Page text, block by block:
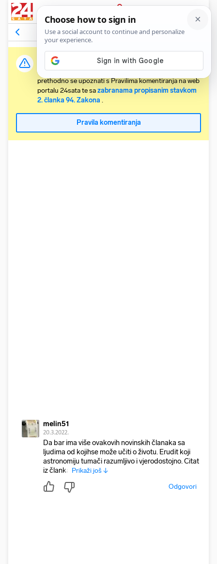
PRIJAVA
Komentari1 Relevantni
Važna obavijest:
Svaki korisnik koji želi komentirati članke obvezan je
prethodno se upoznati s Pravilima komentiranja na web
portalu 24sata te sazabranama propisanim stavkom
2. članka 94. Zakona .
Pravila komentiranja
melin51
20.3.2022.
Da bar ima više ovakovih novinskih članaka sa
ljudima od kojihse može učiti o životu. Erudit koji
astronomiju tumači razumljivo i vjerodostojno. Citat
iz članka Prikaži još ↓
Odgovori